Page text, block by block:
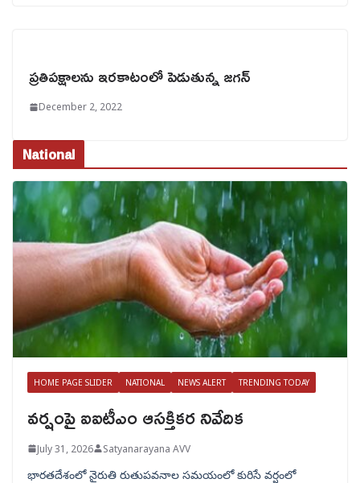
ప్రతిపక్షాలను ఇరకాటంలో పెడుతున్న జగన్
December 2, 2022
National
HOME PAGE SLIDER NATIONAL NEWS ALERT TRENDING TODAY
వర్షంపై ఐఐటీఎం ఆసక్తికర నివేదిక
July 31, 2026 Satyanarayana AVV
భారతదేశంలో నైరుతి రుతుపవనాల సమయంలో కురిసే వర్షంలో